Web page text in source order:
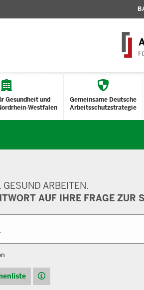
Gesundheit und
Westfalen
Gemeinsame Deutsche
Arbeitsschutzstrategie
ARBEITEN.
AUF IHRE FRAGE ZUR
Hilfe